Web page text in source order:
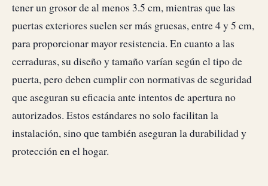
tener un grosor de al menos 3.5 cm, mientras que las
puertas exteriores suelen ser más gruesas, entre 4 y 5 cm,
para proporcionar mayor resistencia. En cuanto a las
cerraduras, su diseño y tamaño varían según el tipo de
puerta, pero deben cumplir con normativas de seguridad
que aseguran su eficacia ante intentos de apertura no
autorizados. Estos estándares no solo facilitan la
instalación, sino que también aseguran la durabilidad y
protección en el hogar.